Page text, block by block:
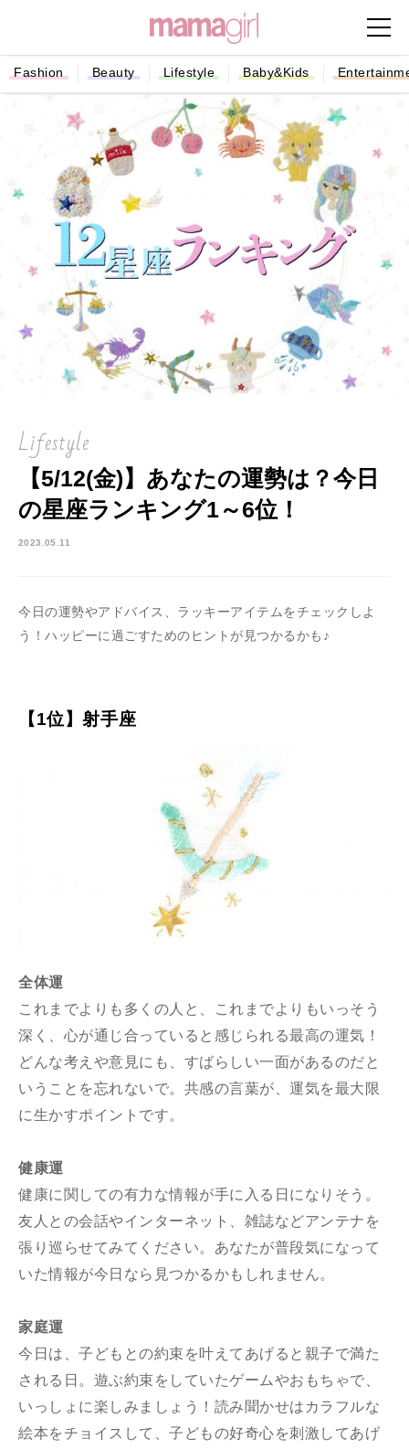
Fashion Beauty Lifestyle Baby&Kids
Lifestyle
【5/12(金)】あなたの運勢は？今日
の星座ランキング1～6位！
2023.05.11
今日の運勢やアドバイス、ラッキーアイテムをチェックしよ
う！ハッピーに過ごすためのヒントが見つかるかも♪
【1位】射手座
全体運
これまでよりも多くの人と、これまでよりもいっそう
深く、心が通じ合っていると感じられる最高の運気！
どんな考えや意見にも、すばらしい一面があるのだと
いうことを忘れないで。共感の言葉が、運気を最大限
に生かすポイントです。
健康運
健康に関しての有力な情報が手に入る日になりそう。
友人との会話やインターネット、雑誌などアンテナを
張り巡らせてみてください。あなたが普段気になって
いた情報が今日なら見つかるかもしれません。
家庭運
今日は、子どもとの約束を叶えてあげると親子で満た
される日。遊ぶ約束をしていたゲームやおもちゃで、
いっしょに楽しみましょう！読み聞かせはカラフルな
絵本をチョイスして、子どもの好奇心を刺激してあげ